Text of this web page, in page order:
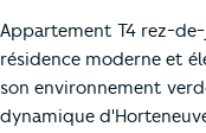
Appartement T4 rez-
résidence moderne et
son environnement
dynamique